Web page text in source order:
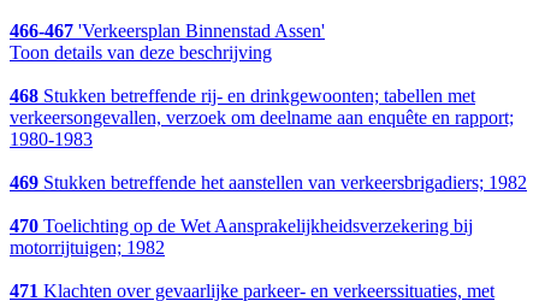
466-467 'Verkeersplan Binnenstad Assen'
Toon details van deze beschrijving
468 Stukken betreffende rij- en drinkgewoonten; tabellen met
verkeersongevallen, verzoek om deelname aan enquête en rapport;
1980-1983
469 Stukken betreffende het aanstellen van verkeersbrigadiers; 1982
470 Toelichting op de Wet Aansprakelijkheidsverzekering bij
motorrijtuigen; 1982
471 Klachten over gevaarlijke parkeer- en verkeerssituaties, met